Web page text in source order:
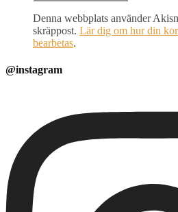
Denna webbplats använder
skräppost. Lär dig om hur din
bearbetas.
@instagram